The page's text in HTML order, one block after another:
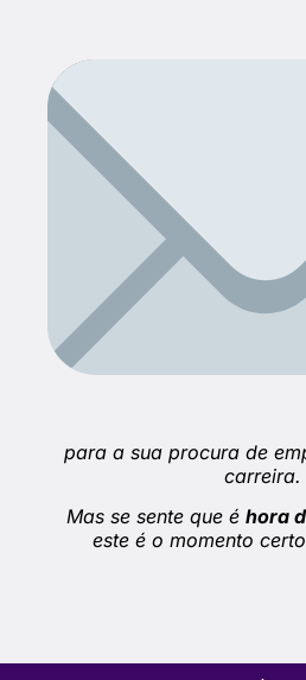
para a sua procura de
carreira.
Mas se sente que é hora
este é o momento